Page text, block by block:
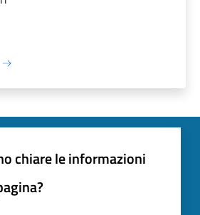
chiare le informazioni